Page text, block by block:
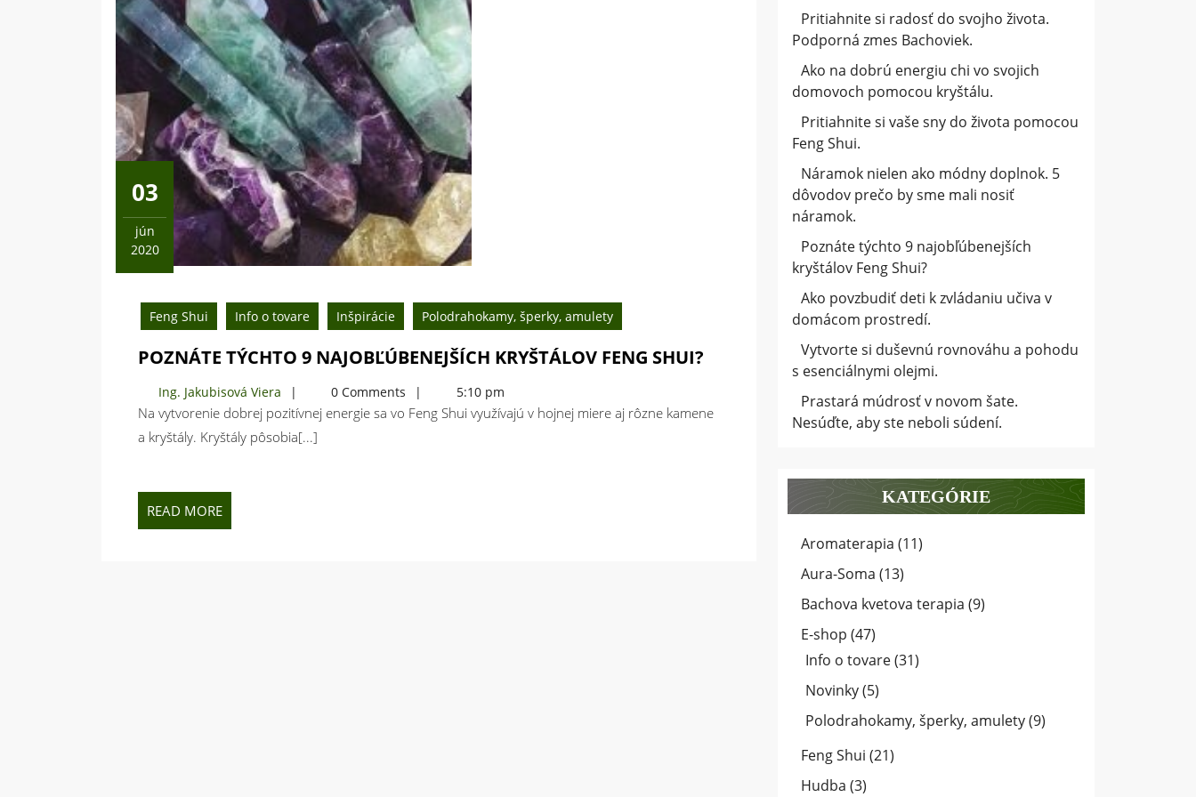
03
jún
2020
2020
Feng Shui Info o tovare Inšpirácie Polodrahokamy, šperky, amulety
POZNÁTE TÝCHTO 9 NAJOBĽÚBENEJŠÍCH KRYŠTÁLOV FENG SHUI?
NAJOBĽÚBENEJŠÍCH
Ing. Jakubisová VieraIng.
Jakubisová
Viera
0 Comments 5:10 pm
Na vytvorenie dobrej pozitívnej energie sa vo Feng Shui využívajú v hojnej miere aj rôzne kamene
a kryštály. Kryštály pôsobia[...]
READ MOREREAD
MORE
Pritiahnite si radosť do svojho života.
Podporná zmes Bachoviek.
Ako na dobrú energiu chi vo svojich
domovoch pomocou kryštálu.
Pritiahnite si vaše sny do života pomocou
Feng Shui.
Náramok nielen ako módny doplnok. 5
dôvodov prečo by sme mali nosiť
náramok.
Poznáte týchto 9 najobľúbenejších
kryštálov Feng Shui?
Ako povzbudiť deti k zvládaniu učiva v
domácom prostredí.
Vytvorte si duševnú rovnováhu a pohodu
s esenciálnymi olejmi.
Prastará múdrosť v novom šate.
Nesúďte, aby ste neboli súdení.
KATEGÓRIE
Aromaterapia (11)
Aura-Soma (13)
Bachova kvetova terapia (9)
E-shop (47)
Info o tovare(31)
Novinky(5)
Polodrahokamy, šperky, amulety(9)
Feng Shui (21)
Hudba (3)